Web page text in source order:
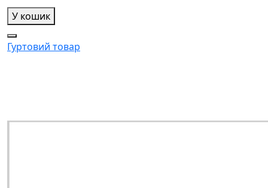
У кошик
Гуртовий товар